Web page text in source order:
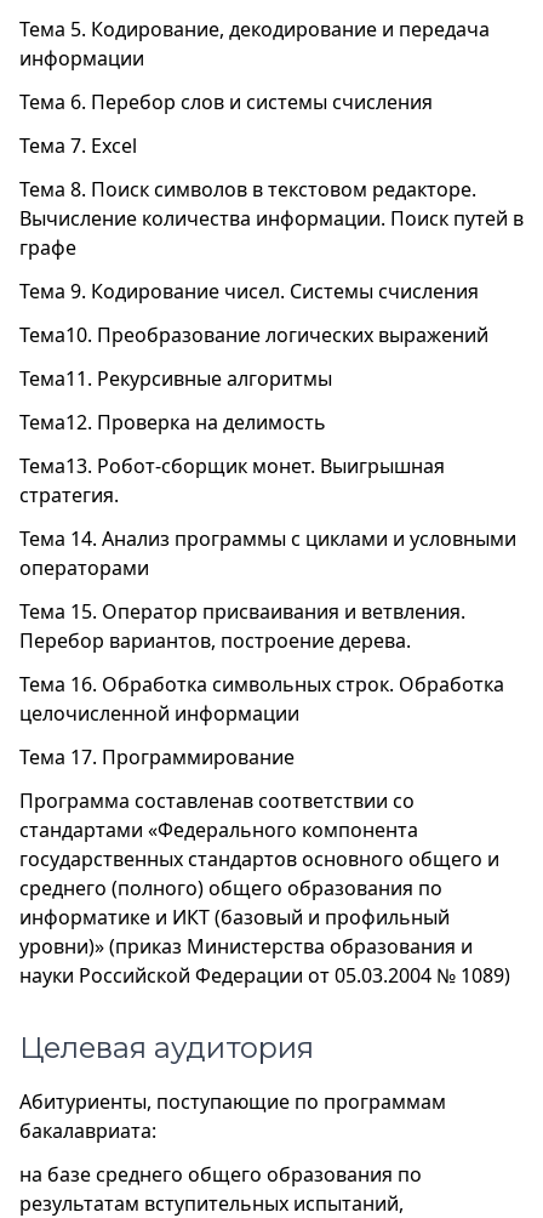
Тема 5. Кодирование, декодирование и передача
информации
Тема 6. Перебор слов и системы счисления
Тема 7. Excel
Тема 8. Поиск символов в текстовом редакторе.
Вычисление количества информации. Поиск путей в
графе
Тема 9. Кодирование чисел. Системы счисления
Тема10. Преобразование логических выражений
Тема11. Рекурсивные алгоритмы
Тема12. Проверка на делимость
Тема13. Робот-сборщик монет. Выигрышная
стратегия.
Тема 14. Анализ программы с циклами и условными
операторами
Тема 15. Оператор присваивания и ветвления.
Перебор вариантов, построение дерева.
Тема 16. Обработка символьных строк. Обработка
целочисленной информации
Тема 17. Программирование
Программа составленав соответствии со
стандартами «Федерального компонента
государственных стандартов основного общего и
среднего (полного) общего образования по
информатике и ИКТ (базовый и профильный
уровни)» (приказ Министерства образования и
науки Российской Федерации от 05.03.2004 № 1089)
Целевая аудитория
Абитуриенты, поступающие по программам
бакалавриата:
на базе среднего общего образования по
результатам вступительных испытаний,